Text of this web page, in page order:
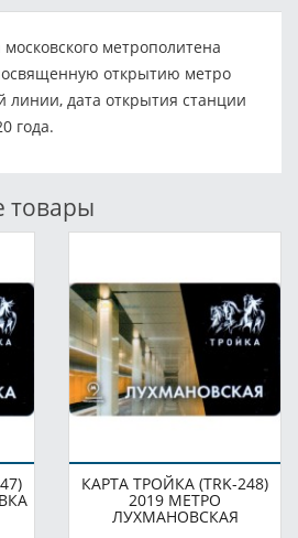
метрополитена
открытию метро
линии, дата открытия станции
года.
товары
КАРТА ТРОЙКА (TRK-248)
2019 МЕТРО
ЛУХМАНОВСКАЯ